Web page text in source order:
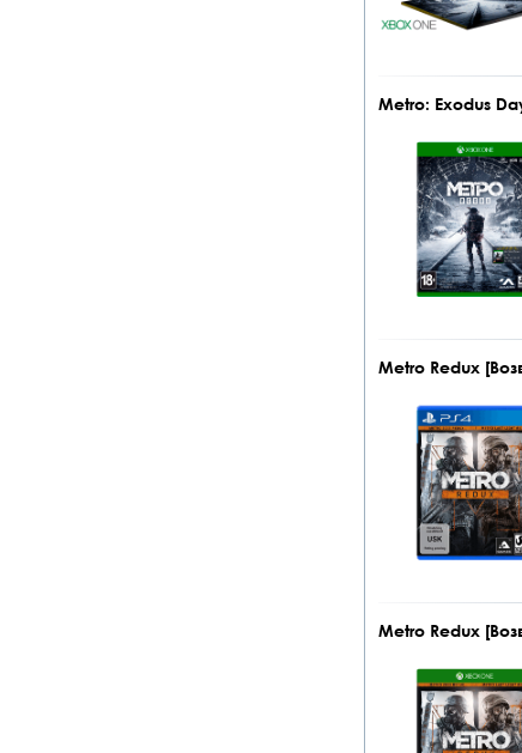
Metro: Exodus
Metro Redux
Metro Redux